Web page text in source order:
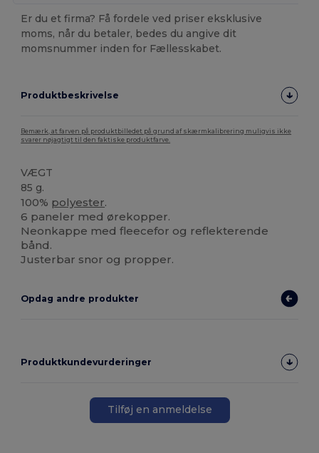
Er du et firma? Få fordele ved priser eksklusive
moms, når du betaler, bedes du angive dit
momsnummer inden for Fællesskabet.
Produktbeskrivelse
Bemærk, at farven på produktbilledet på grund af skærmkalibrering muligvis ikke
svarer nøjagtigt til den faktiske produktfarve.
VÆGT
85 g.
100% polyester.
6 paneler med ørekopper.
Neonkappe med fleecefor og reflekterende
bånd.
Justerbar snor og propper.
Opdag andre produkter
Produktkundevurderinger
Tilføj en anmeldelse